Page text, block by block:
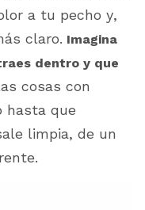
a tu pecho y,
claro. Imagina
dentro y que
cosas con
hasta que
limpia, de un